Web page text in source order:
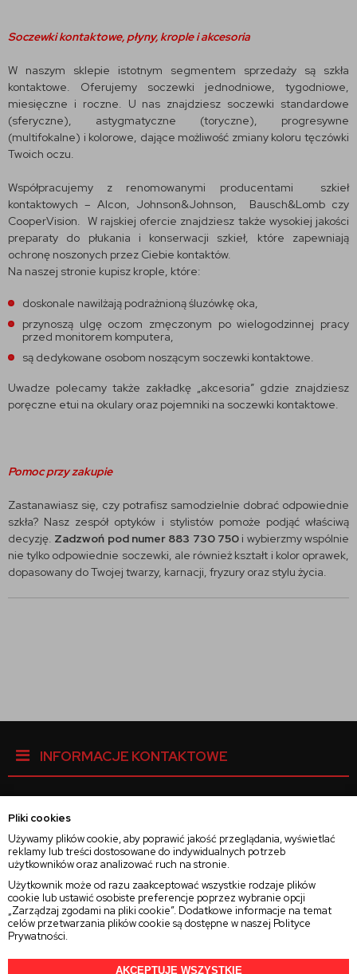
Pliki cookies
Używamy plików cookie, aby poprawić jakość przeglądania, wyświetlać
reklamy lub treści dostosowane do indywidualnych potrzeb
użytkowników oraz analizować ruch na stronie.
Użytkownik może od razu zaakceptować wszystkie rodzaje plików
cookie lub ustawić osobiste preferencje poprzez wybranie opcji
„Zarządzaj zgodami na pliki cookie”. Dodatkowe informacje na temat
celów przetwarzania plików cookie są dostępne w naszej Polityce
Prywatności.
AKCEPTUJĘ WSZYSTKIE
Soczewki kontaktowe, płyny, krople i akcesoria
W naszym sklepie istotnym segmentem sprzedaży są szkła
kontaktowe. Oferujemy soczewki jednodniowe, tygodniowe,
miesięczne i roczne. U nas znajdziesz soczewki standardowe
(sferyczne), astygmatyczne (toryczne), progresywne
(multifokalne) i kolorowe, dające możliwość zmiany koloru tęczówki
Twoich oczu.
Współpracujemy z renomowanymi producentami szkieł
kontaktowych – Alcon, Johnson&Johnson, Bausch&Lomb czy
CooperVision. W rajskiej ofercie znajdziesz także wysokiej jakości
preparaty do płukania i konserwacji szkieł, które zapewniają
ochronę noszonych przez Ciebie kontaktów.
Na naszej stronie kupisz krople, które:
doskonale nawilżają podrażnioną śluzówkę oka,
przynoszą ulgę oczom zmęczonym po wielogodzinnej pracy
przed monitorem komputera,
są dedykowane osobom noszącym soczewki kontaktowe.
Uwadze polecamy także zakładkę „akcesoria” gdzie znajdziesz
poręczne etui na okulary oraz pojemniki na soczewki kontaktowe.
Pomoc przy zakupie
Zastanawiasz się, czy potrafisz samodzielnie dobrać odpowiednie
szkła? Nasz zespół optyków i stylistów pomoże podjąć właściwą
decyzję. Zadzwoń pod numer 883 730 750 i wybierzmy wspólnie
nie tylko odpowiednie soczewki, ale również kształt i kolor oprawek,
dopasowany do Twojej twarzy, karnacji, fryzury oraz stylu życia.
INFORMACJE KONTAKTOWE
Facebook
Instagram
Twitter